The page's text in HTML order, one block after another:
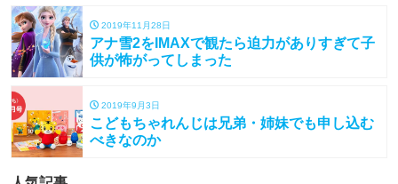
2019年11月28日
アナ雪2をIMAXで観たら迫力がありすぎて子
供が怖がってしまった
2019年9月3日
こどもちゃれんじは兄弟・姉妹でも申し込む
べきなのか